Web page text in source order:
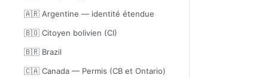
🇦🇷 Argentine — identité étendue
🇧🇴 Citoyen bolivien (CI)
🇧🇷 Brazil
🇨🇦 Canada — Permis (CB et Ontario)